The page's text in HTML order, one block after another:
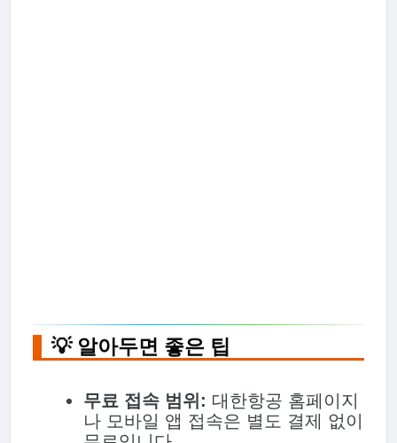
💡 알아두면 좋은 팁
무료 접속 범위: 대한항공 홈페이지
나 모바일 앱 접속은 별도 결제 없이